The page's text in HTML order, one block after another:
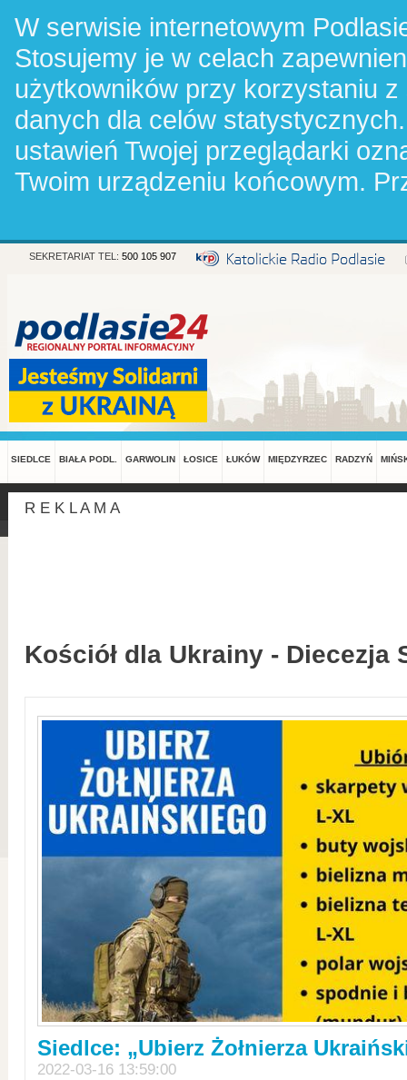
W serwisie internetowym
Stosujemy je w celach
użytkowników przy korzystaniu
danych dla celów
ustawień Twojej przeglądarki
Twoim urządzeniu końcowym.
SEKRETARIAT TEL: 500 105 907
SIEDLCE BIAŁA PODL. GARWOLIN ŁOSICE ŁUKÓW MIĘDZYRZEC RADZYŃ
R E K L A M A
Kościół dla Ukrainy - Diecezja
Siedlce: „Ubierz Żołnierza
2022-03-16 13:59:00